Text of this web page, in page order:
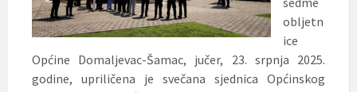
obljetn
ice
Općine Domaljevac-Šamac, jučer, 23. srpnja 2025.
godine, upriličena je svečana sjednica Općinskog